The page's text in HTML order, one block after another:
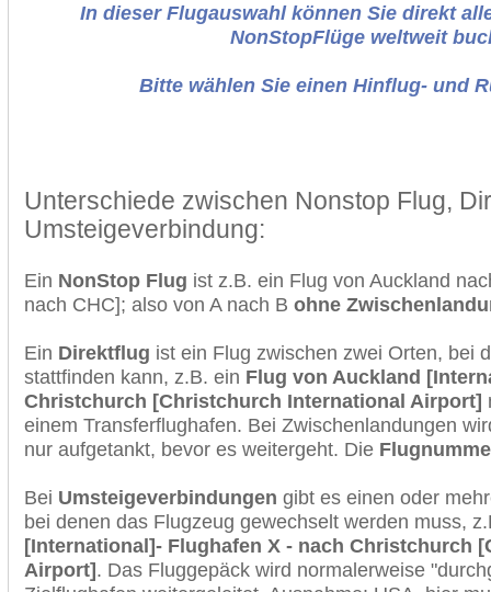
In dieser Flugauswahl können Sie direkt
NonStopFlüge weltweit
Bitte wählen Sie einen Hinflug- und
Unterschiede zwischen Nonstop Flug,
Umsteigeverbindung:
Ein NonStop Flug ist z.B. ein Flug von Auckland
nach CHC]; also von A nach B ohne
Ein Direktflug ist ein Flug zwischen zwei Orten, bei
stattfinden kann, z.B. ein Flug von Auckland
Christchurch [Christchurch International Airport]
einem Transferflughafen. Bei Zwischenlandungen
nur aufgetankt, bevor es weitergeht. Die
Bei Umsteigeverbindungen gibt es einen oder
bei denen das Flugzeug gewechselt werden muss,
[International]- Flughafen X - nach Christchurch
Airport]. Das Fluggepäck wird normalerweise